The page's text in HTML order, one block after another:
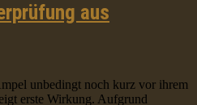
aus
unbedingt noch kurz vor ihrem
erste Wirkung. Aufgrund